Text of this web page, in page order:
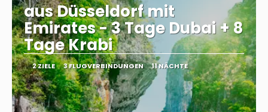
aus Düsseldorf mit
Emirates - 3 Tage Dubai + 8
Tage Krabi
2 ZIELE 3 FLUGVERBINDUNGEN 11 NÄCHTE